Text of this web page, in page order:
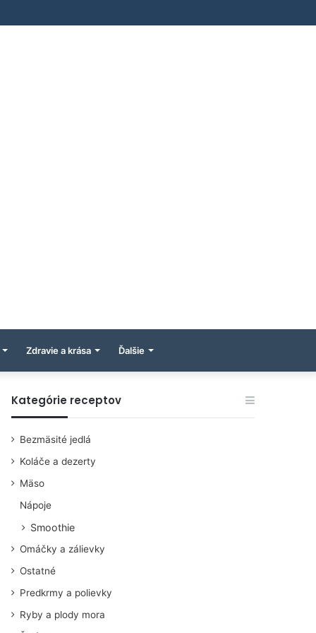
Zdravie a krása Ďalšie
Kategórie receptov
Bezmäsité jedlá
Koláče a dezerty
Mäso
Nápoje
Smoothie
Omáčky a zálievky
Ostatné
Predkrmy a polievky
Ryby a plody mora